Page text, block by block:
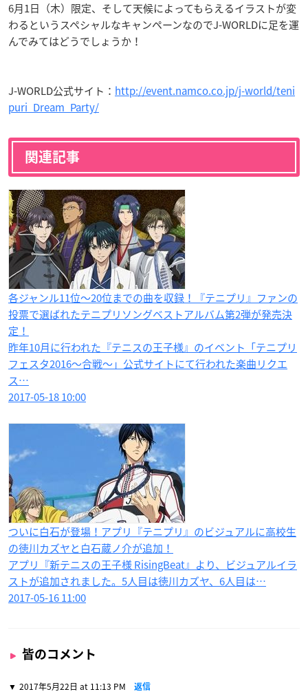
6月1日（木）限定、そして天候によってもらえるイラストが変
わるというスペシャルなキャンペーンなのでJ-WORLDに足を運
んでみてはどうでしょうか！
J-WORLD公式サイト： http://event.namco.co.jp/j-world/teni
puri_Dream_Party/
関連記事
各ジャンル11位〜20位までの曲を収録！『テニプリ』ファンの
投票で選ばれたテニプリソングベストアルバム第2弾が発売決
定！
昨年10月に行われた『テニスの王子様』のイベント「テニプリ
フェスタ2016〜合戦〜」公式サイトにて行われた楽曲リクエ
ス…
2017-05-18 10:00
ついに白石が登場！アプリ『テニプリ』のビジュアルに高校生
の徳川カズヤと白石蔵ノ介が追加！
アプリ『新テニスの王子様 RisingBeat』より、ビジュアルイラ
ストが追加されました。5人目は徳川カズヤ、6人目は…
2017-05-16 11:00
皆のコメント
2017年5月22日 at 11:13 PM 返信